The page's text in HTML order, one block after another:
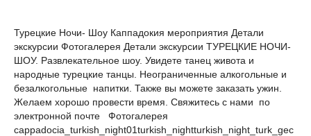
Турецкие Ночи- Шоу Каппадокия мероприятия Детали
экскурсии Фотогалерея Детали экскурсии ТУРЕЦКИЕ НОЧИ-
ШОУ. Развлекательное шоу. Увидете танец живота и
народные турецкие танцы. Неограниченные алкогольные и
безалкогольные напитки. Также вы можете заказать ужин.
Желаем хорошо провести время. Свяжитесь с нами по
электронной почте Фотогалерея
cappadocia_turkish_night01turkish_nightturkish_night_turk_gec